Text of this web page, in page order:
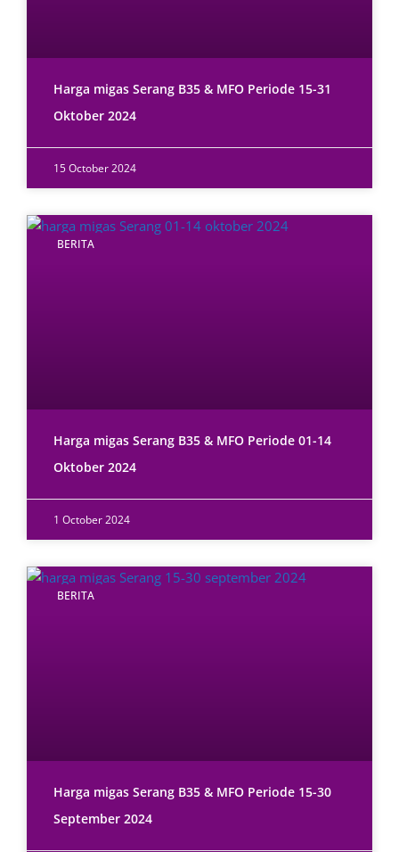
Harga migas Serang B35 & MFO Periode 15-31
Oktober 2024
15 October 2024
BERITA
Harga migas Serang B35 & MFO Periode 01-14
Oktober 2024
1 October 2024
BERITA
Harga migas Serang B35 & MFO Periode 15-30
September 2024